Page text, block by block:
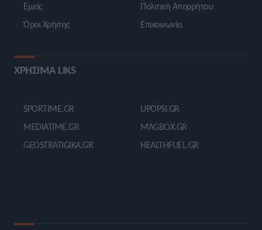
Εμείς
Όροι Χρήσης
Πολιτική Απορρήτου
Επικοινωνία
ΧΡΗΣΙΜΑ LIKS
SPORTIME.GR
MEDIATIME.GR
GEOSTRATIGIKA.GR
UPOPSI.GR
MAGBOX.GR
HEALTHFUEL.GR